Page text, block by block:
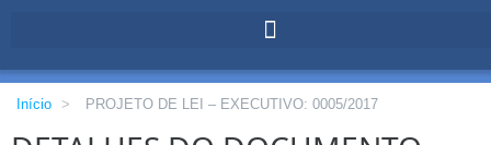
Início > PROJETO DE LEI – EXECUTIVO: 0005/2017